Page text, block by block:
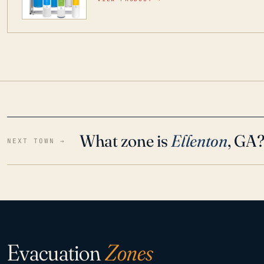
NEXT TOWN → What zone is Ellenton, GA?
EvacuationZones